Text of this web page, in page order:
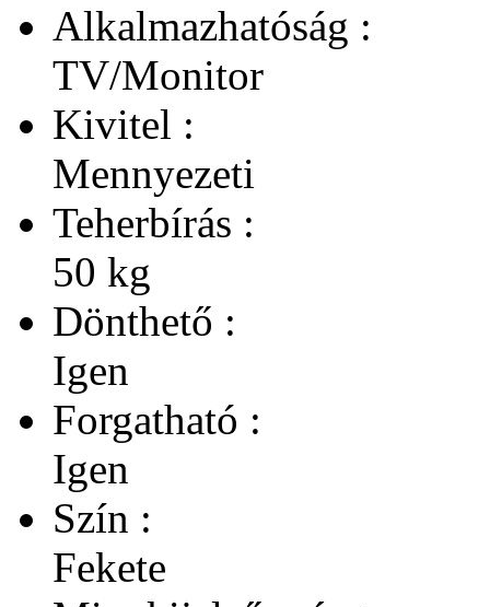
Alkalmazhatóság :
TV/Monitor
Kivitel :
Mennyezeti
Teherbírás :
50 kg
Dönthető :
Igen
Forgatható :
Igen
Szín :
Fekete